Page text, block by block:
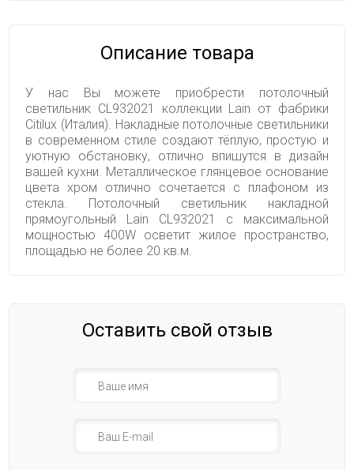
Описание товара
У нас Вы можете приобрести потолочный
светильник CL932021 коллекции Lain от фабрики
Citilux (Италия). Накладные потолочные светильники
в современном стиле создают тёплую, простую и
уютную обстановку, отлично впишутся в дизайн
вашей кухни. Металлическое глянцевое основание
цвета хром отлично сочетается с плафоном из
стекла. Потолочный светильник накладной
прямоугольный Lain CL932021 с максимальной
мощностью 400W осветит жилое пространство,
площадью не более 20 кв.м.
Оставить свой отзыв